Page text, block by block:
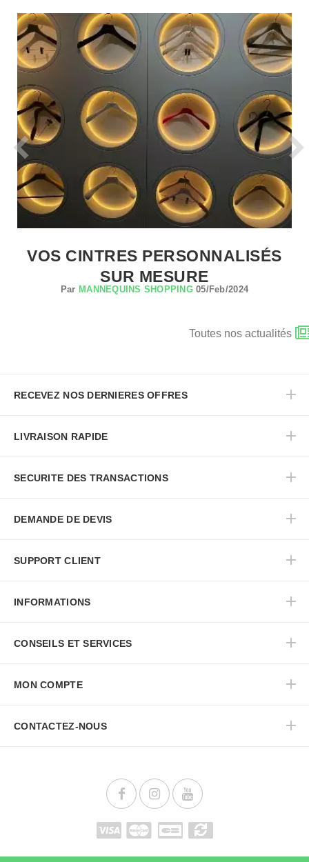
VOS CINTRES PERSONNALISÉS
SUR MESURE
Par MANNEQUINS SHOPPING05/Feb/2024
Toutes nos actualités
RECEVEZ NOS DERNIERES OFFRES
LIVRAISON RAPIDE
SECURITE DES TRANSACTIONS
DEMANDE DE DEVIS
SUPPORT CLIENT
INFORMATIONS
CONSEILS ET SERVICES
MON COMPTE
CONTACTEZ-NOUS